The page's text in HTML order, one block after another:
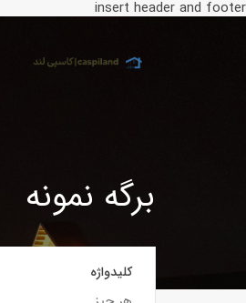
insert header and footer
برگه نمونه
کلیدواژه